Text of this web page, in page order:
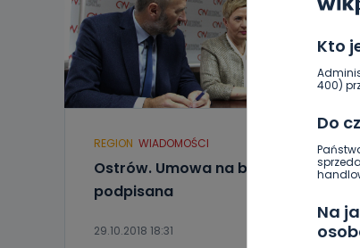
Kto
400)
Do
Na
REGION WIADOMOŚCI
Ostrów. Umowa na biletomaty
podpisana
29.10.2018 18:31